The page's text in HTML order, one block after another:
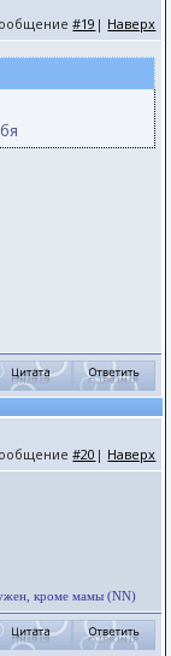
#19 | Наверх
#20 | Наверх
кроме мамы (NN)